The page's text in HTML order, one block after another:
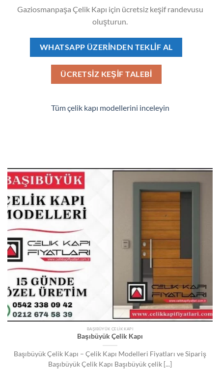
Gaziosmanpaşa Çelik Kapı için ücretsiz keşif randevusu
oluşturun.
WHATSAPP ÜZERINDEN TEKLIF AL
ÜCRETSIZ KEŞIF TALEBI
Tüm çelik kapı modellerini inceleyin
BAŞIBÜYÜK ÇELIK KAPI
Başıbüyük Çelik Kapı
Başıbüyük Çelik Kapı – Çelik Kapı Modelleri Fiyatları ve Sipariş
Başıbüyük Çelik Kapı Başıbüyük çelik [...]